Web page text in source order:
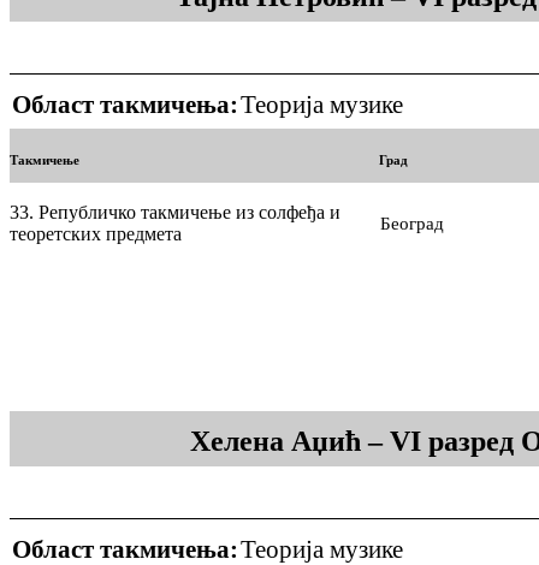
Област такмичења:Теорија музике
Такмичење Град
33. Републичко такмичење из солфеђа и
теоретских предмета
Београд
Хелена Аџић – VI
Област такмичења:Теорија музике